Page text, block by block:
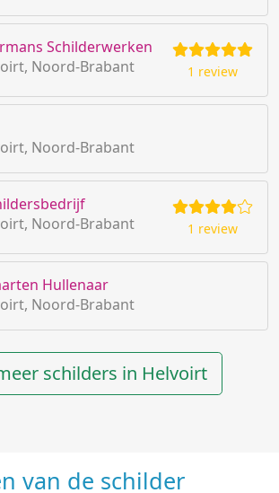
Schilderwerken
Noord-Brabant
1 review
Noord-Brabant
Noord-Brabant
1 review
Hullenaar
Noord-Brabant
schilders in Helvoirt
van de schilder